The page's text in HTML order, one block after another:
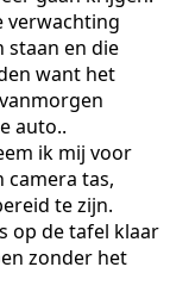
verwachting
staan en die
want het
auto..
ik mij voor
tas,
te zijn.
op de tafel klaar
zonder het